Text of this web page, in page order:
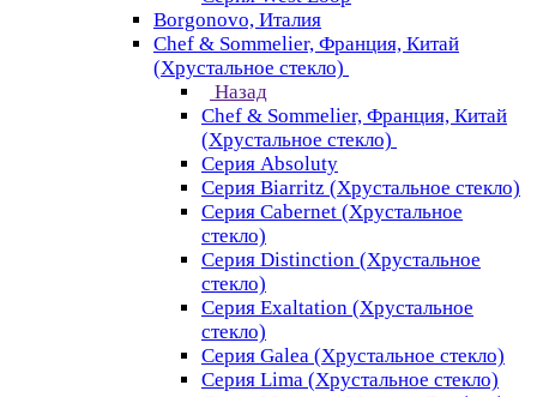
Borgonovo, Италия
Chef & Sommelier, Франция, Китай
(Хрустальное стекло)
Назад
Chef & Sommelier, Франция, Китай
(Хрустальное стекло)
Серия Absoluty
Серия Biarritz (Хрустальное стекло)
Серия Cabernet (Хрустальное
стекло)
Серия Distinction (Хрустальное
стекло)
Серия Exaltation (Хрустальное
стекло)
Серия Galea (Хрустальное стекло)
Серия Lima (Хрустальное стекло)